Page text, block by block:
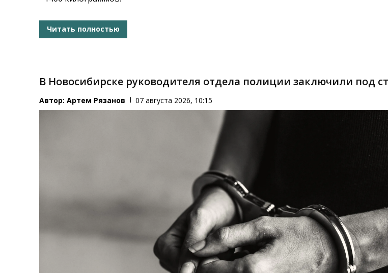
Читать полностью
В Новосибирске руководителя отдела полиции заключили под
Автор:Артем Рязанов 07 августа 2026, 10:15